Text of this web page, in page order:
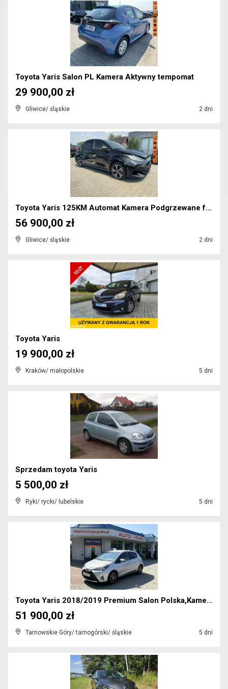
Toyota Yaris Salon PL Kamera Aktywny tempomat
Gliwice/ śląskie 2 dni
29 900,00 zł
Toyota Yaris 125KM Automat Kamera Podgrzewane fote...
Gliwice/ śląskie 2 dni
56 900,00 zł
Toyota Yaris
Kraków/ małopolskie 5 dni
19 900,00 zł
Sprzedam toyota Yaris
Ryki/ rycki/ lubelskie 5 dni
5 500,00 zł
Toyota Yaris 2018/2019 Premium Salon Polska,Kamera...
Tarnowskie Góry/ tarnogórski/ śląskie 5 dni
51 900,00 zł